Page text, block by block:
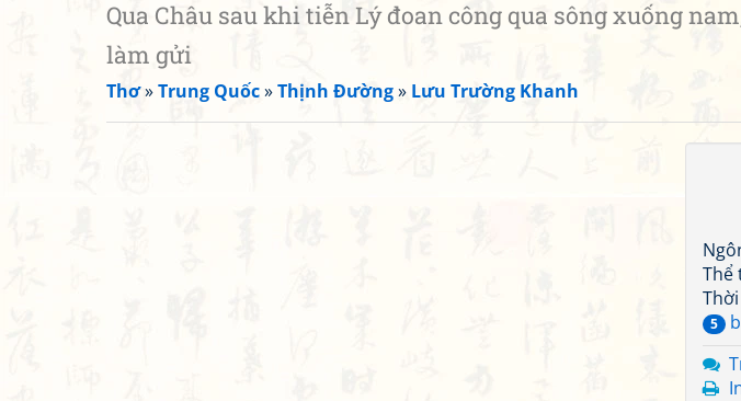
Qua Châu sau khi tiễn Lý đoan công qua sông xuống
làm gửi
Thơ»Trung Quốc»Thịnh Đường» Lưu Trường Khanh
Thể
5